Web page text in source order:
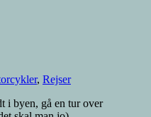
, Rejser
i byen, gå en tur over